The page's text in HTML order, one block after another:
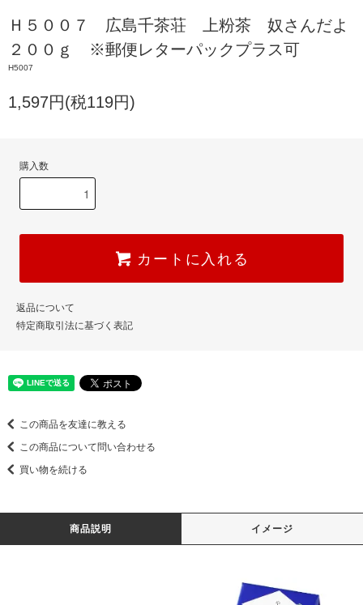
Ｈ５００７ 広島千茶荘 上粉茶 奴さんだよ
２００ｇ ※郵便レターパックプラス可
H5007
1,597円(税119円)
購入数
カートに入れる
返品について
特定商取引法に基づく表記
この商品を友達に教える
この商品について問い合わせる
買い物を続ける
商品説明 イメージ